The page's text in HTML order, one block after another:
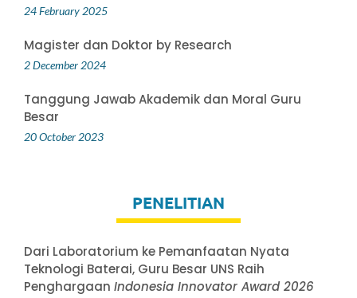
24 February 2025
Magister dan Doktor by Research
2 December 2024
Tanggung Jawab Akademik dan Moral Guru
Besar
20 October 2023
PENELITIAN
Dari Laboratorium ke Pemanfaatan Nyata
Teknologi Baterai, Guru Besar UNS Raih
Penghargaan Indonesia Innovator Award 2026